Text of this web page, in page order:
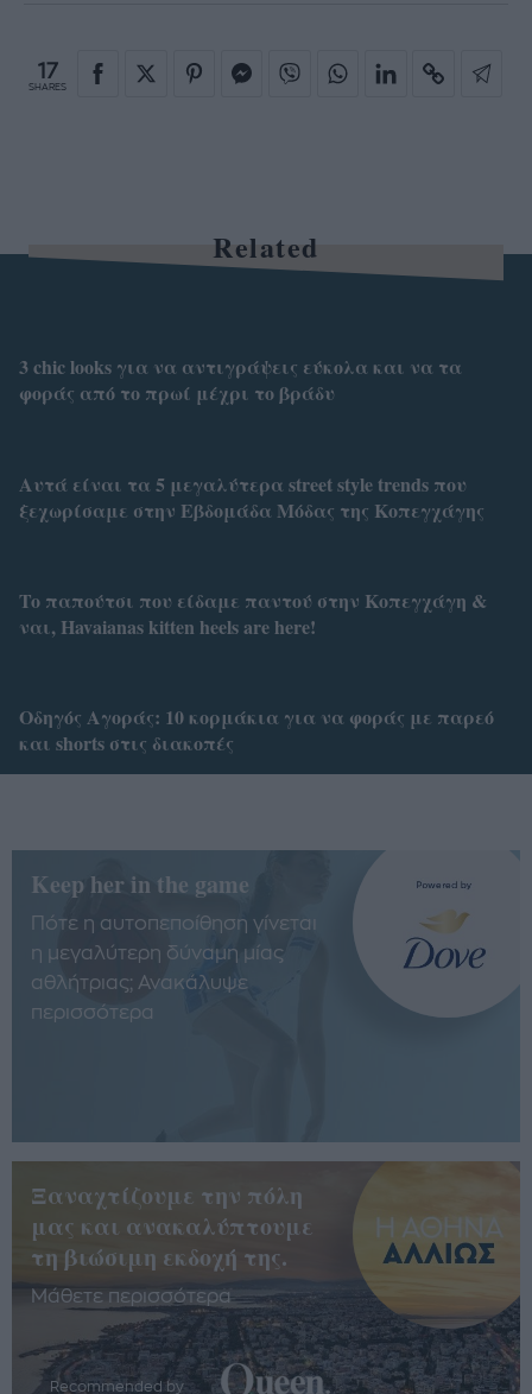
17
SHARES
Related
3 chic looks για να αντιγράψεις εύκολα και να τα
φοράς από το πρωί μέχρι το βράδυ
Αυτά είναι τα 5 μεγαλύτερα street style trends που
ξεχωρίσαμε στην Εβδομάδα Μόδας της Κοπεγχάγης
To παπούτσι που είδαμε παντού στην Κοπεγχάγη &
ναι, Havaianas kitten heels are here!
Οδηγός Αγοράς: 10 κορμάκια για να φοράς με παρεό
και shorts στις διακοπές
Keep her in the game
Πότε η αυτοπεποίθηση γίνεται
η μεγαλύτερη δύναμη μίας
αθλήτριας; Ανακάλυψε
περισσότερα
Ξαναχτίζουμε την πόλη
μας και ανακαλύπτουμε
τη βιώσιμη εκδοχή της.
Μάθετε περισσότερα
Recommended by